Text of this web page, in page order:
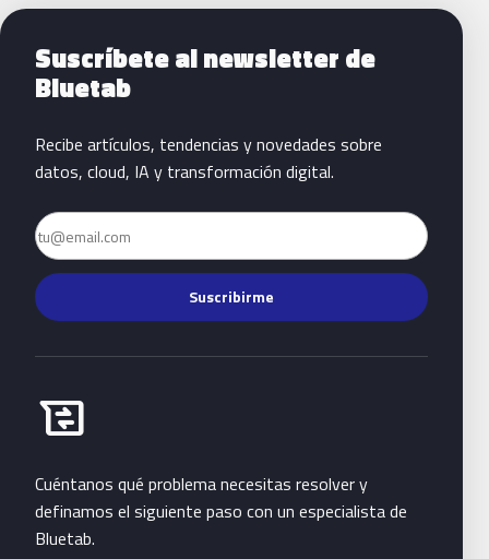
Siguientes pasos con Bluetab
Suscríbete al newsletter de
Bluetab
Recibe artículos, tendencias y novedades sobre
datos, cloud, IA y transformación digital.
Email
Suscribirme
business_messages
Habla con Bluetab
Cuéntanos qué problema necesitas resolver y
definamos el siguiente paso con un especialista de
Bluetab.